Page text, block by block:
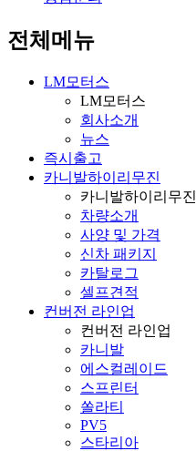
전체메뉴
LM모터스
LM모터스
회사소개
뉴스
즉시출고
카니발하이리무진
카니발하이리무진
차량소개
사양 및 가격
신차 패키지
카탈로그
셀프견적
컨버전 라인업
컨버전 라인업
카니발
에스컬레이드
스프린터
쏠라티
PV5
스타리아